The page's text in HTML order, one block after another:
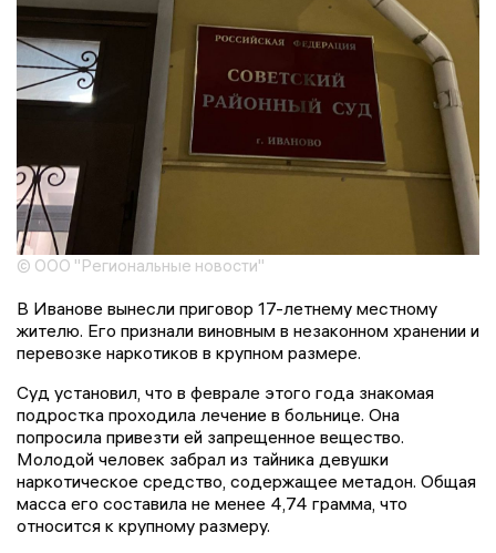
© ООО "Региональные новости"
В Иванове вынесли приговор 17-летнему местному
жителю. Его признали виновным в незаконном хранении и
перевозке наркотиков в крупном размере.
Суд установил, что в феврале этого года знакомая
подростка проходила лечение в больнице. Она
попросила привезти ей запрещенное вещество.
Молодой человек забрал из тайника девушки
наркотическое средство, содержащее метадон. Общая
масса его составила не менее 4,74 грамма, что
относится к крупному размеру.